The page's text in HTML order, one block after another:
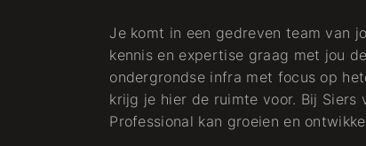
Je komt in een gedreven team van
kennis en expertise graag met jou
ondergrondse infra met focus op
krijg je hier de ruimte voor. Bij Siers
Professional kan groeien en